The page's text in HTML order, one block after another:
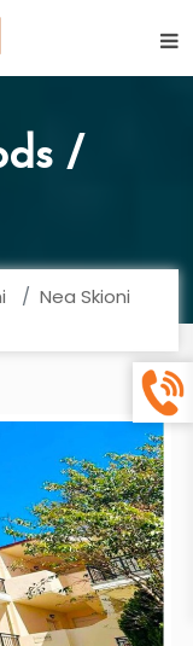
/
Nea Skioni